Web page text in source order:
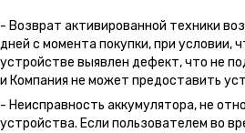
- Возврат активированной техники
дней с момента покупки, при условии,
устройстве выявлен дефект, что не
и Компания не может предоставить
- Неисправность аккумулятора, не
устройства. Если пользователем во